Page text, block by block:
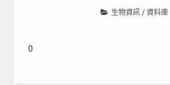
生物資訊/資料庫
0